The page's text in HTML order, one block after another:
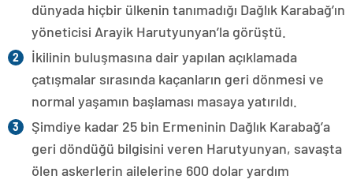
dünyada hiçbir ülkenin tanımadığı Dağlık Karabağ’ın
yöneticisi Arayik Harutyunyan’la görüştü.
İkilinin buluşmasına dair yapılan açıklamada
çatışmalar sırasında kaçanların geri dönmesi ve
normal yaşamın başlaması masaya yatırıldı.
Şimdiye kadar 25 bin Ermeninin Dağlık Karabağ’a
geri döndüğü bilgisini veren Harutyunyan, savaşta
ölen askerlerin ailelerine 600 dolar yardım